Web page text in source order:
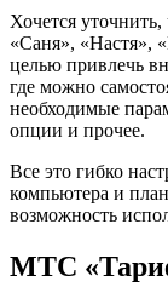
Хочется
«Саня», «Настя»,
целью привлечь
где можно
необходимые
опции и прочее.
Все это гибко
компьютера и
возможность
МТС